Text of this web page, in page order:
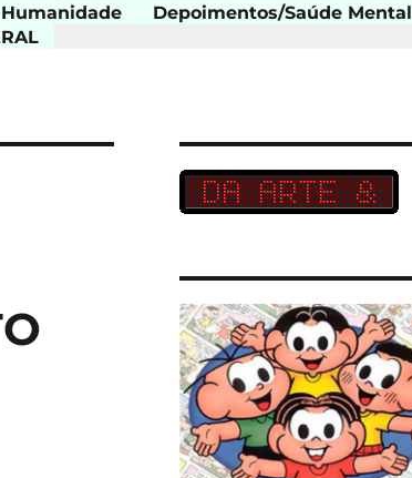
Depoimentos/Saúde Mental